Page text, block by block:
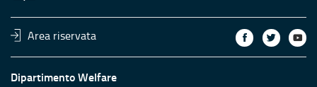
Area riservata
Dipartimento Welfare